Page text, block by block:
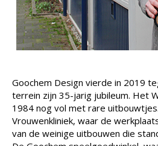
Goochem Design vierde in 2019
terrein zijn 35-jarig jubileum. Het
1984 nog vol met rare
Vrouwenkliniek, waar de
van de weinige uitbouwen die